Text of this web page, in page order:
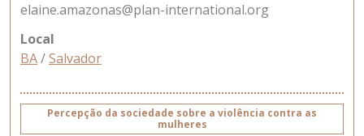
elaine.amazonas@plan-international.org
Local
BA/Salvador
Percepção da sociedade sobre a violência contra as
mulheres